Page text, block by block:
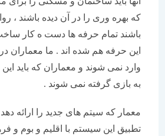
که بهره وری را در آن دیده باشند ،
باشند تمام حرفه ها دست ه کار ساخت و
این حرفه هم شده اند . ما معماران در کار
وارد نمی شوند و معماران که باید این
به بازی گرفته نمی شوند .
معمار که سیتم های جدید را ارائه دهد
تطبیق این سیستم با اقلیم و بوم و فرهنگ